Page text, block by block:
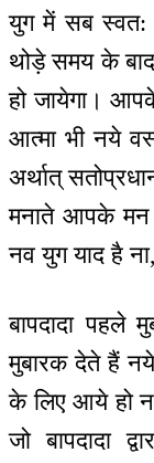
युग में सब स्वत:
थोड़े समय के
हो जायेगा।
आत्मा भी नये
अर्थात्
मनाते आपके मन
नव युग याद है
बापदादा
मुबारक देते हैं
के लिए आये हो
जो बापदादा